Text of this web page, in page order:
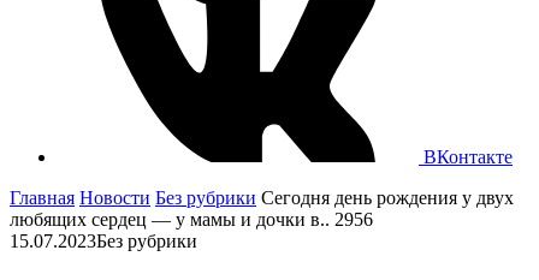
ВКонтакте
Главная Новости Без рубрики Сегодня день рождения у двух
любящих сердец — у мамы и дочки в.. 2956
15.07.2023Без рубрики